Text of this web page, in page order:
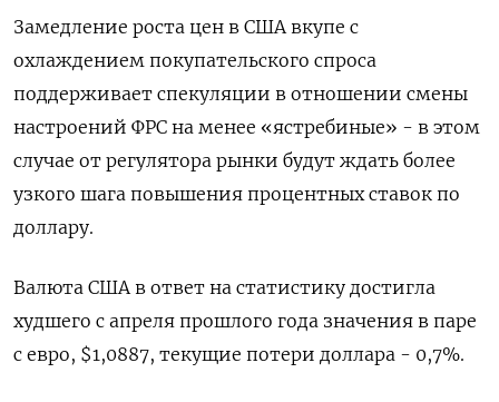
Замедление роста цен в США вкупе с
охлаждением покупательского спроса
поддерживает спекуляции в отношении смены
настроений ФРС на менее «ястребиные» - в этом
случае от регулятора рынки будут ждать более
узкого шага повышения процентных ставок по
доллару.
Валюта США в ответ на статистику достигла
худшего с апреля прошлого года значения в паре
с евро, $1,0887, текущие потери доллара - 0,7%.